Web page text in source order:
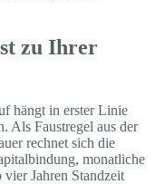
zu Ihrer
hängt in erster Linie
Als Faustregel aus der
rechnet sich die
monatliche
Jahren Standzeit